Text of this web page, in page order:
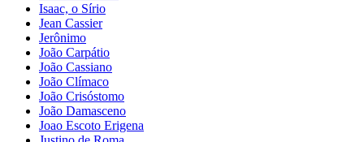
Isaac, o Sírio
Jean Cassier
Jerônimo
João Carpátio
João Cassiano
João Clímaco
João Crisóstomo
João Damasceno
Joao Escoto Erigena